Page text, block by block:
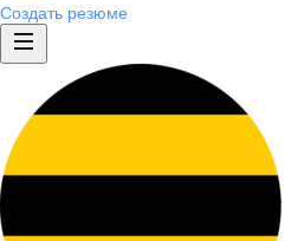
Создать резюме